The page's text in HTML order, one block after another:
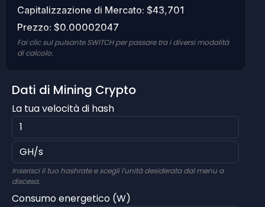
Capitalizzazione di Mercato: $43,701
Prezzo: $0.00002047
Fai clic sul pulsante SWITCH per passare tra i diversi modalità
di calcolo.
Dati di Mining Crypto
La tua velocità di hash
Inserisci il tuo hashrate e scegli l'unità desiderata dal menu a
discesa.
Consumo energetico (W)